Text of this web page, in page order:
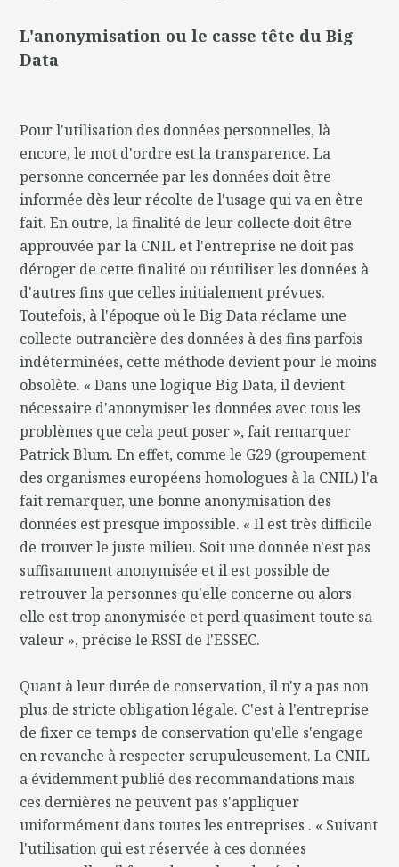
L'anonymisation ou le casse tête du Big
Data
Pour l'utilisation des données personnelles, là
encore, le mot d'ordre est la transparence. La
personne concernée par les données doit être
informée dès leur récolte de l'usage qui va en être
fait. En outre, la finalité de leur collecte doit être
approuvée par la CNIL et l'entreprise ne doit pas
déroger de cette finalité ou réutiliser les données à
d'autres fins que celles initialement prévues.
Toutefois, à l'époque où le Big Data réclame une
collecte outrancière des données à des fins parfois
indéterminées, cette méthode devient pour le moins
obsolète. « Dans une logique Big Data, il devient
nécessaire d'anonymiser les données avec tous les
problèmes que cela peut poser », fait remarquer
Patrick Blum. En effet, comme le G29 (groupement
des organismes européens homologues à la CNIL) l'a
fait remarquer, une bonne anonymisation des
données est presque impossible. « Il est très difficile
de trouver le juste milieu. Soit une donnée n'est pas
suffisamment anonymisée et il est possible de
retrouver la personnes qu'elle concerne ou alors
elle est trop anonymisée et perd quasiment toute sa
valeur », précise le RSSI de l'ESSEC.
Quant à leur durée de conservation, il n'y a pas non
plus de stricte obligation légale. C'est à l'entreprise
de fixer ce temps de conservation qu'elle s'engage
en revanche à respecter scrupuleusement. La CNIL
a évidemment publié des recommandations mais
ces dernières ne peuvent pas s'appliquer
uniformément dans toutes les entreprises . « Suivant
l'utilisation qui est réservée à ces données